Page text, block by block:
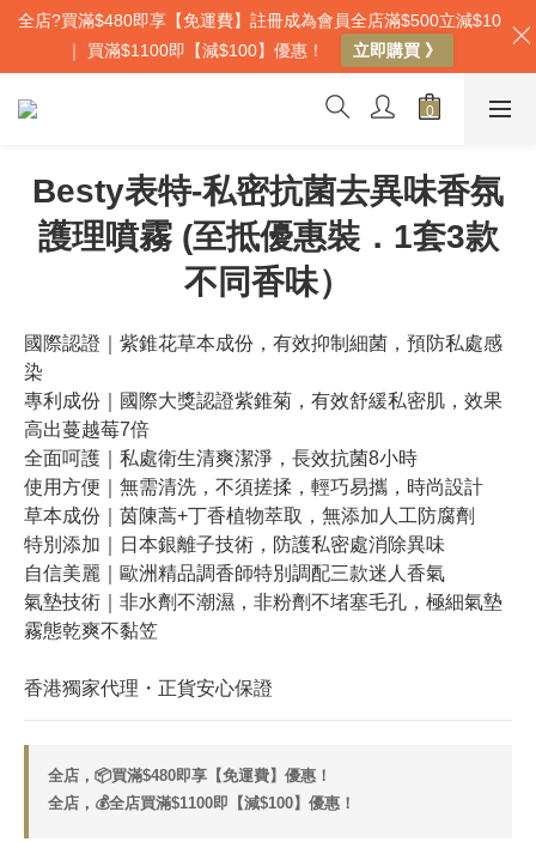
Besty表特-私密抗菌去異味香氛
護理噴霧 (至抵優惠裝．1套3款
不同香味）
國際認證｜紫錐花草本成份，有效抑制細菌，預防私處感
染
專利成份｜國際大獎認證紫錐菊，有效舒緩私密肌，效果
高出蔓越莓7倍
全面呵護｜私處衛生清爽潔淨，長效抗菌8小時
使用方便｜無需清洗，不須搓揉，輕巧易攜，時尚設計
草本成份｜茵陳蒿+丁香植物萃取，無添加人工防腐劑
特別添加｜日本銀離子技術，防護私密處消除異味
自信美麗｜歐洲精品調香師特別調配三款迷人香氣
氣墊技術｜非水劑不潮濕，非粉劑不堵塞毛孔，極細氣墊
霧態乾爽不黏笠
香港獨家代理・正貨安心保證
全店，📦買滿$480即享【免運費】優惠！
全店，💰全店買滿$1100即【減$100】優惠！
全店?買滿$480即享【免運費】註冊成為會員全店滿$500立減$10
｜ 買滿$1100即【減$100】優惠！
立即購買 》